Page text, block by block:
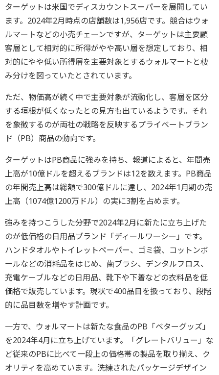
ターゲットは米国でディスカウントスーパーを展開してい
ます。2024年2月時点の店舗数は1,956店です。競合はウォ
ルマートなどの小売チェーンですが、ターゲットは主要顧
客層として相対的に所得がやや高い層を想定しており、相
対的にやや低い所得層を主要対象とするウォルマートと棲
み分けを図っていたとされています。
ただ、物価高が続く中で主要対象が流動化し、客層を区分
する垣根が低くなったとの見方も出ているようです。それ
を象徴するのが両社の戦略を反映するプライベートブラン
ド（PB）商品の動向です。
ターゲットはPB商品に強みを持ち、報道によると、年間売
上高が10億ドルを超えるブランドは12を数えます。PB商品
の年間売上高は総額で300億ドルに達し、2024年1月期の売
上高（1074億1200万ドル）の実に3割を占めます。
強みを持つこうした分野で2024年2月に新たに立ち上げた
のが低価格の日用品ブランド「ディールワーシー」です。
ハンドタオルやトイレットペーパー、ゴミ袋、コットンボ
ールなどの消耗品をはじめ、歯ブラシ、デンタルフロス、
充電ケーブルなどの日用品、靴下や下着などの衣料品を低
価格で販売しています。現状で400品目を扱っており、段階
的に品目数を増やす計画です。
一方で、ウォルマートは新たな食品のPB「ベターグッズ」
を2024年4月に立ち上げています。「グレートバリュー」な
ど従来のPBに比べて一段上の価格帯の製品を取り揃え、ク
オリティを高めています。洗練されたパッケージデザイン